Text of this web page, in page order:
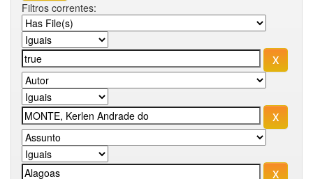
Filtros correntes: